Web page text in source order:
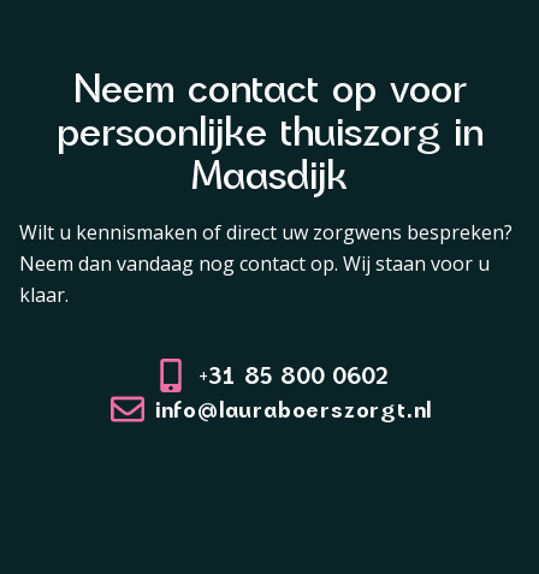
Neem contact op voor
persoonlijke thuiszorg in
Maasdijk
Wilt u kennismaken of direct uw zorgwens bespreken?
Neem dan vandaag nog contact op. Wij staan voor u
klaar.
+31 85 800 0602
info@lauraboerszorgt.nl